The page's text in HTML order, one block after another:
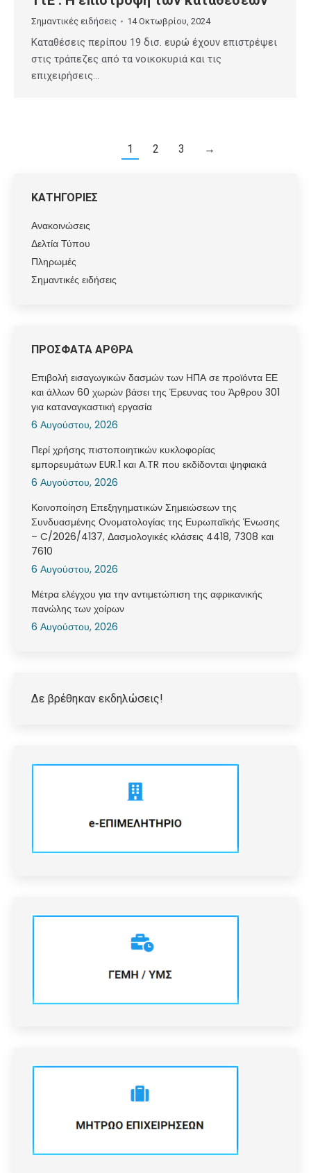
Σημαντικές ειδήσεις 14 Οκτωβρίου, 2024
Καταθέσεις περίπου 19 δισ. ευρώ έχουν επιστρέψει
στις τράπεζες από τα νοικοκυριά και τις
επιχειρήσεις…
1 2 3 →
ΚΑΤΗΓΟΡΙΕΣ
Ανακοινώσεις
Δελτία Τύπου
Πληρωμές
Σημαντικές ειδήσεις
ΠΡΟΣΦΑΤΑ ΑΡΘΡΑ
Επιβολή εισαγωγικών δασμών των ΗΠΑ σε προϊόντα ΕΕ
και άλλων 60 χωρών βάσει της Έρευνας του Άρθρου 301
για καταναγκαστική εργασία
6 Αυγούστου, 2026
Περί χρήσης πιστοποιητικών κυκλοφορίας
εμπορευμάτων EUR.1 και A.TR που εκδίδονται ψηφιακά
6 Αυγούστου, 2026
Κοινοποίηση Επεξηγηματικών Σημειώσεων της
Συνδυασμένης Ονοματολογίας της Ευρωπαϊκής Ένωσης
– C/2026/4137, Δασμολογικές κλάσεις 4418, 7308 και
7610
6 Αυγούστου, 2026
Μέτρα ελέγχου για την αντιμετώπιση της αφρικανικής
πανώλης των χοίρων
6 Αυγούστου, 2026
Δε βρέθηκαν εκδηλώσεις!